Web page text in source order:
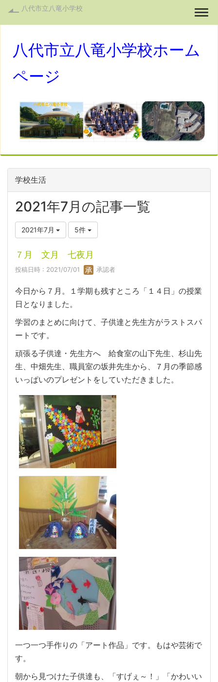
八代市立八竜小学校
八代市立八竜小学校ホーム
ページ
学校生活
2021年7月の記事一覧
2021年7月 5件
７月 文月 七夜月
投稿日時 : 2021/07/01 承認者
今日から７月。１学期も残すところ「１４日」の授業
日となりました。
学習のまとめに向けて、子供達と先生方がラストスパ
ートです。
頑張る子供達・先生方へ 給食室の山下先生、杉山先
生、中畑先生、職員室の坂井先生から、７月の季節感
いっぱいのプレゼントをしていただきました。
一つ一つ手作りの「アート作品」です。もはや芸術で
す。
朝から見つけた子供達も、「すげぇ～！」「かわいい